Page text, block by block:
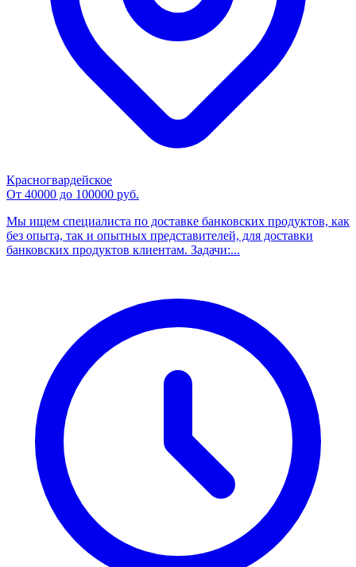
Красногвардейское
От 40000 до 100000 руб.
Мы ищем специалиста по доставке банковских продуктов, как
без опыта, так и опытных представителей, для доставки
банковских продуктов клиентам. Задачи:...